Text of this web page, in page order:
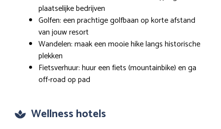
plaatselijke bedrijven
Golfen: een prachtige golfbaan op korte afstand
van jouw resort
Wandelen: maak een mooie hike langs historische
plekken
Fietsverhuur: huur een fiets (mountainbike) en ga
off-road op pad
Wellness hotels